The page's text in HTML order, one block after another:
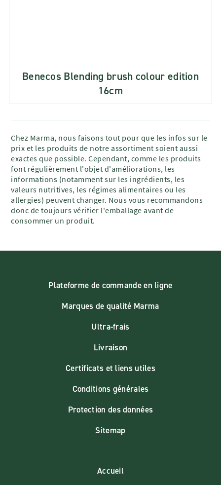
Benecos Blending brush colour edition
16cm
Chez Marma, nous faisons tout pour que les infos sur le
prix et les produits de notre assortiment soient aussi
exactes que possible. Cependant, comme les produits
font régulièrement l'objet d'améliorations, les
informations (notamment sur les ingrédients, les
valeurs nutritives, les régimes alimentaires ou les
allergies) peuvent changer. Nous vous recommandons
donc de toujours vérifier l'emballage avant de
consommer un produit.
Plateforme de commande en ligne
Marques de qualité Marma
Ultra-frais
Livraison
Certificats et liens utiles
Conditions générales
Protection des données
Sitemap
Accueil